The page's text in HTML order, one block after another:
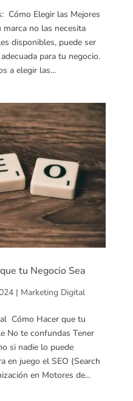
Cómo Elegir las Mejores
no las necesita
disponibles, puede ser
para tu negocio.
a elegir las...
tu Negocio Sea
| Marketing Digital
Cómo Hacer que tu
No te confundas Tener
si nadie lo puede
en juego el SEO (Search
en Motores de...